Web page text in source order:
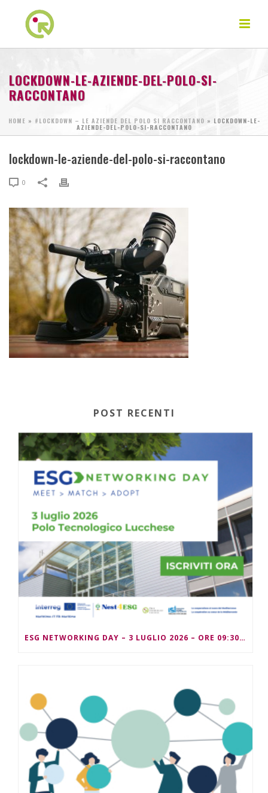
LOCKDOWN-LE-AZIENDE-DEL-POLO-SI-
RACCONTANO
HOME » #LOCKDOWN – LE AZIENDE DEL POLO SI RACCONTANO » LOCKDOWN-LE-
AZIENDE-DEL-POLO-SI-RACCONTANO
lockdown-le-aziende-del-polo-si-raccontano
0
POST RECENTI
ESG NETWORKING DAY – 3 LUGLIO 2026 – ORE 09:30/13:00